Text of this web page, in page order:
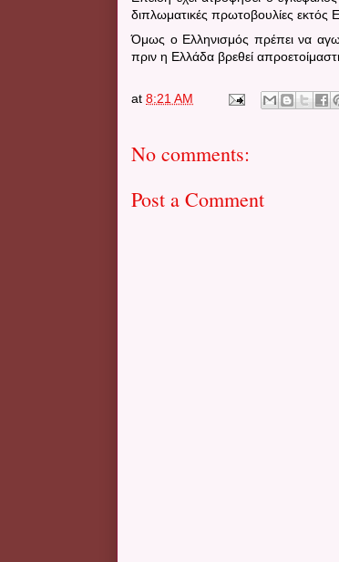
διπλωματικές πρωτοβουλίες εκτός
Όμως ο Ελληνισμός πρέπει να
πριν η Ελλάδα βρεθεί
at 8:21 AM
No comments:
Post a Comment